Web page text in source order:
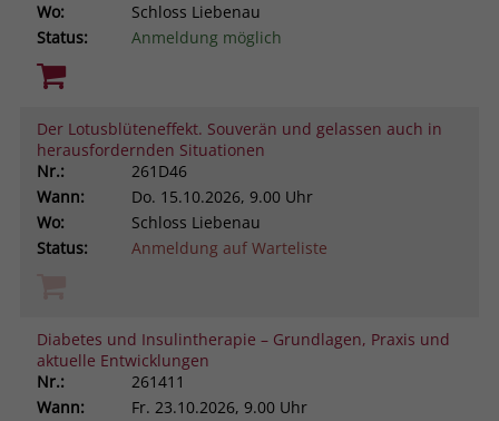
Wo:
Schloss Liebenau
Status:
Anmeldung möglich
Der Lotusblüteneffekt. Souverän und gelassen auch in
herausfordernden Situationen
Nr.:
261D46
Wann:
Do. 15.10.2026, 9.00 Uhr
Wo:
Schloss Liebenau
Status:
Anmeldung auf Warteliste
Diabetes und Insulintherapie – Grundlagen, Praxis und
aktuelle Entwicklungen
Nr.:
261411
Wann:
Fr. 23.10.2026, 9.00 Uhr